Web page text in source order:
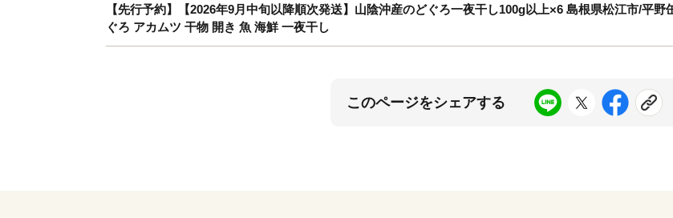
【先行予約】【2026年9月中旬以降順次発送】山陰沖産のどぐろ一夜干し100g以上×6 島根県松江市/平
ぐろ アカムツ 干物 開き 魚 海鮮 一夜干し
このページをシェアする